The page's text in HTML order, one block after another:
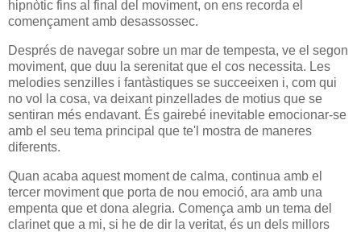
hipnòtic fins al final del moviment, on ens recorda el
començament amb desassossec.
Després de navegar sobre un mar de tempesta, ve el segon
moviment, que duu la serenitat que el cos necessita. Les
melodies senzilles i fantàstiques se succeeixen i, com qui
no vol la cosa, va deixant pinzellades de motius que se
sentiran més endavant. És gairebé inevitable emocionar-se
amb el seu tema principal que te'l mostra de maneres
diferents.
Quan acaba aquest moment de calma, continua amb el
tercer moviment que porta de nou emoció, ara amb una
empenta que et dona alegria. Comença amb un tema del
clarinet que a mi, si he de dir la veritat, és un dels millors